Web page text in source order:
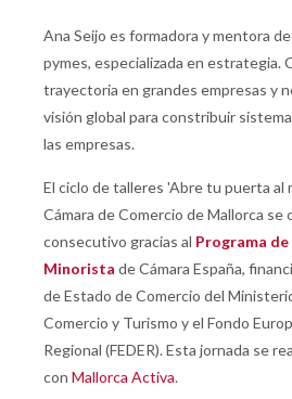
Ana Seijo es formadora y mentora
pymes, especializada en estrategia.
trayectoria en grandes empresas y
visión global para constribuir
las empresas.
El ciclo de talleres 'Abre tu puerta al
Cámara de Comercio de Mallorca se
consecutivo gracias al Programa
Minorista de Cámara España,
de Estado de Comercio del
Comercio y Turismo y el Fondo
Regional (FEDER). Esta jornada se
con Mallorca Activa.